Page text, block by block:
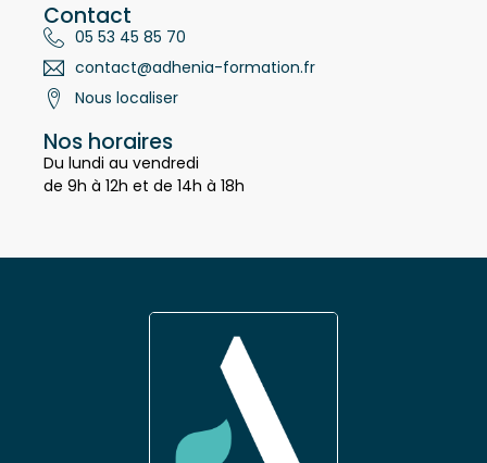
Contact
05 53 45 85 70
contact@adhenia-formation.fr
Nous localiser
Nos horaires
Du lundi au vendredi
de 9h à 12h et de 14h à 18h